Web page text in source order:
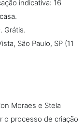
indicativa: 16
Grátis.
São Paulo, SP (11
Moraes e Stela
o processo de criação